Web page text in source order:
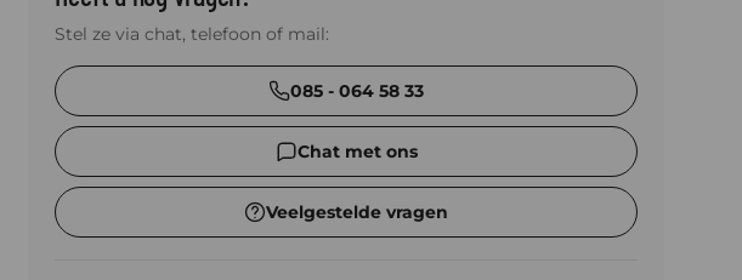
Stel ze via chat, telefoon of mail:
085 - 064 58 33
Chat met ons
Veelgestelde vragen